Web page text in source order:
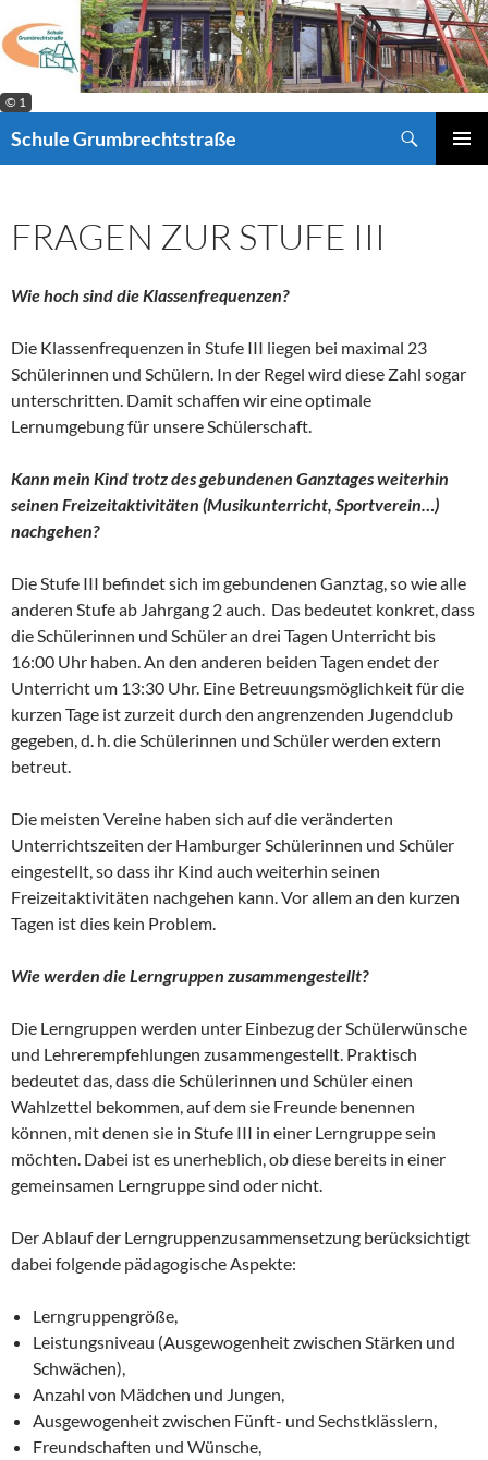
Inhalt
springen
© 1
Schule Grumbrechtstraße
FRAGEN ZUR STUFE III
Wie hoch sind die Klassenfrequenzen?
Die Klassenfrequenzen in Stufe III liegen bei maximal 23
Schülerinnen und Schülern. In der Regel wird diese Zahl sogar
unterschritten. Damit schaffen wir eine optimale
Lernumgebung für unsere Schülerschaft.
Kann mein Kind trotz des gebundenen Ganztages weiterhin
seinen Freizeitaktivitäten (Musikunterricht, Sportverein…)
nachgehen?
Die Stufe III befindet sich im gebundenen Ganztag, so wie alle
anderen Stufe ab Jahrgang 2 auch. Das bedeutet konkret, dass
die Schülerinnen und Schüler an drei Tagen Unterricht bis
16:00 Uhr haben. An den anderen beiden Tagen endet der
Unterricht um 13:30 Uhr. Eine Betreuungsmöglichkeit für die
kurzen Tage ist zurzeit durch den angrenzenden Jugendclub
gegeben, d. h. die Schülerinnen und Schüler werden extern
betreut.
Die meisten Vereine haben sich auf die veränderten
Unterrichtszeiten der Hamburger Schülerinnen und Schüler
eingestellt, so dass ihr Kind auch weiterhin seinen
Freizeitaktivitäten nachgehen kann. Vor allem an den kurzen
Tagen ist dies kein Problem.
Wie werden die Lerngruppen zusammengestellt?
Die Lerngruppen werden unter Einbezug der Schülerwünsche
und Lehrerempfehlungen zusammengestellt. Praktisch
bedeutet das, dass die Schülerinnen und Schüler einen
Wahlzettel bekommen, auf dem sie Freunde benennen
können, mit denen sie in Stufe III in einer Lerngruppe sein
möchten. Dabei ist es unerheblich, ob diese bereits in einer
gemeinsamen Lerngruppe sind oder nicht.
Der Ablauf der Lerngruppenzusammensetzung berücksichtigt
dabei folgende pädagogische Aspekte:
Lerngruppengröße,
Leistungsniveau (Ausgewogenheit zwischen Stärken und
Schwächen),
Anzahl von Mädchen und Jungen,
Ausgewogenheit zwischen Fünft- und Sechstklässlern,
Freundschaften und Wünsche,